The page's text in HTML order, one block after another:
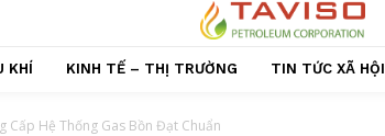
KHÍ KINH TẾ – THỊ TRƯỜNG TIN TỨC XÃ HỘI
Cấp Hệ Thống Gas Bồn Đạt Chuẩn